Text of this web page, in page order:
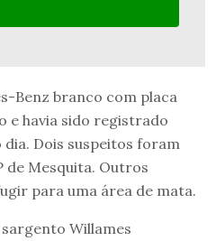
Benz branco com placa
e havia sido registrado
Dois suspeitos foram
de Mesquita. Outros
para uma área de mata.
Willames